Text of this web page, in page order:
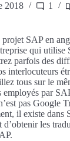
2018 1
SAP en
qui utilise
parfois des
interlocuteurs
tous sur le
employés par
pas Google
il existe dans
les